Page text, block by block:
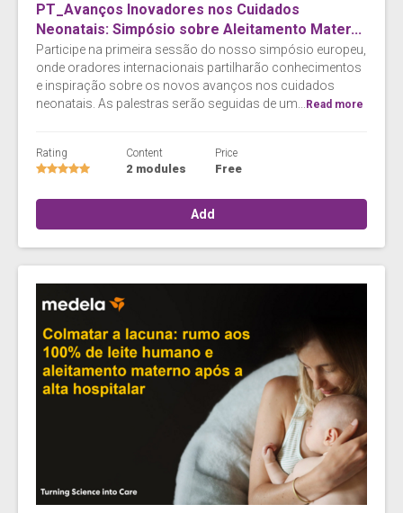
PT_Avanços Inovadores nos Cuidados
Neonatais: Simpósio sobre Aleitamento Mater...
Participe na primeira sessão do nosso simpósio europeu,
onde oradores internacionais partilharão conhecimentos
e inspiração sobre os novos avanços nos cuidados
neonatais. As palestras serão seguidas de um... Read more
Rating Content
2 modules
Price
Free
Add